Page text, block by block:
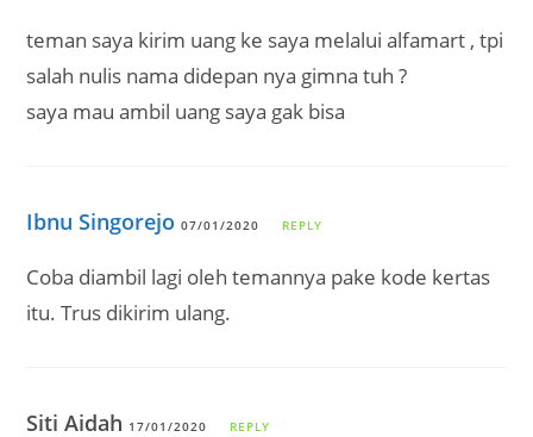
teman saya kirim uang ke saya melalui alfamart , tpi
salah nulis nama didepan nya gimna tuh ?
saya mau ambil uang saya gak bisa
Ibnu Singorejo 07/01/2020 REPLY
Coba diambil lagi oleh temannya pake kode kertas
itu. Trus dikirim ulang.
Siti Aidah 17/01/2020 REPLY